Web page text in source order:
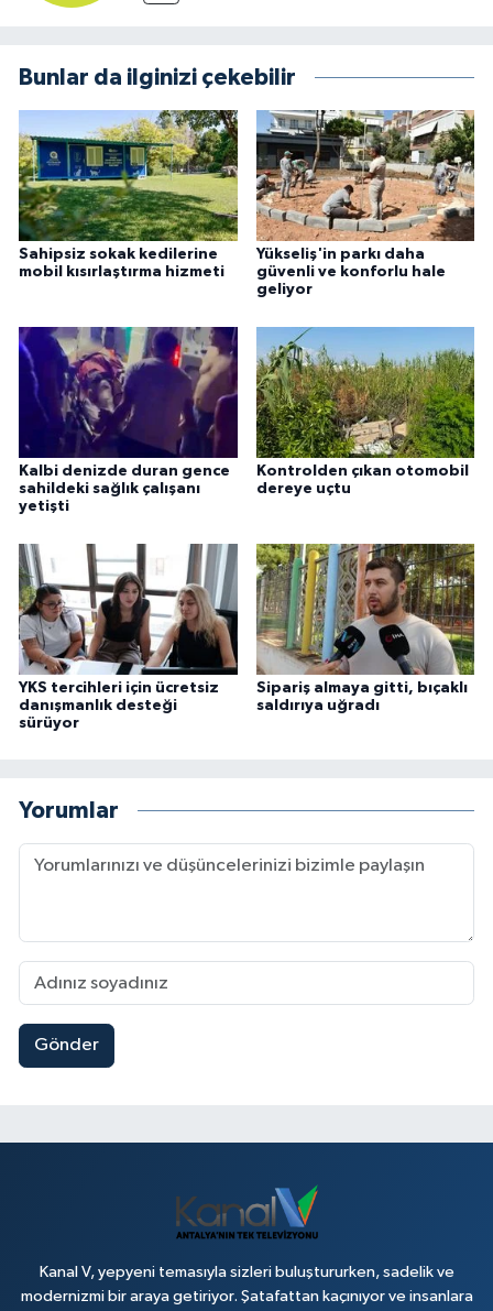
Bunlar da ilginizi çekebilir
Sahipsiz sokak kedilerine
mobil kısırlaştırma hizmeti
Yükseliş'in parkı daha
güvenli ve konforlu hale
geliyor
Kalbi denizde duran gence
sahildeki sağlık çalışanı
yetişti
Kontrolden çıkan otomobil
dereye uçtu
YKS tercihleri için ücretsiz
danışmanlık desteği
sürüyor
Sipariş almaya gitti, bıçaklı
saldırıya uğradı
Yorumlar
Gönder
Kanal V, yepyeni temasıyla sizleri buluştururken, sadelik ve
modernizmi bir araya getiriyor. Şatafattan kaçınıyor ve insanlara